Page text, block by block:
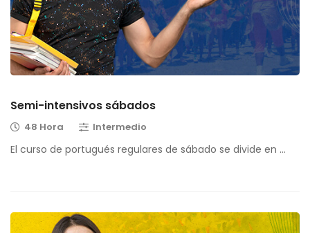
Semi-intensivos sábados
48 Hora Intermedio
El curso de portugués regulares de sábado se divide en …